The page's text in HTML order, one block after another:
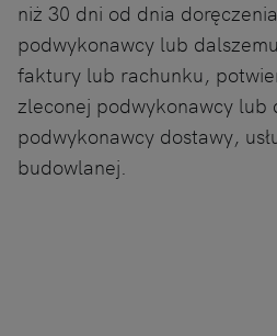
niż 30 dni od dnia
podwykonawcy lub
faktury lub rachunku,
zleconej podwykonawcy lub
podwykonawcy dostawy,
budowlanej.